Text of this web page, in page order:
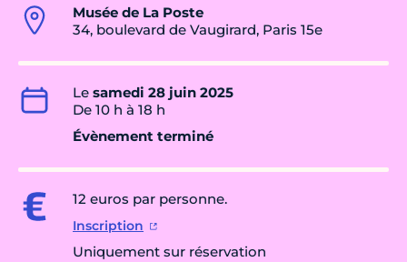
Musée de La Poste
34, boulevard de Vaugirard, Paris 15e
Le samedi 28 juin 2025
De 10 h à 18 h
Évènement terminé
12 euros par personne.
Inscription
Uniquement sur réservation